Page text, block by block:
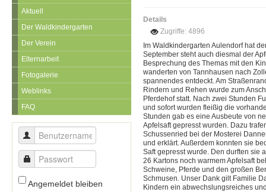
Aktuell
Der Waldkindergarten
Der Verein
Elternarbeit
Fotogalerie
Weblinks
FAQ
Benutzername
Passwort
Angemeldet bleiben
Details
Zugriffe: 4896
Im Waldkindergarten Aulendorf hat
September steht auch diesmal der
Besprechung des Themas mit den
wanderten von Tannhausen nach
spannendes entdeckt. Am
Rindern und Rehen wurde zum
Pferdehof statt. Nach zwei Stunden
und sofort wurden fleißig die
Stunden gab es eine Ausbeute von
Apfelsaft gepresst wurden. Dazu
Schussenried bei der Mosterei
und erklärt. Außerdem konnten sie
Saft gepresst wurde. Den durften sie
26 Kartons noch warmem Apfelsaft
Schweine, Pferde und den großen
Schmusen. Unser Dank gilt Familie
Kindern ein abwechslungsreiches